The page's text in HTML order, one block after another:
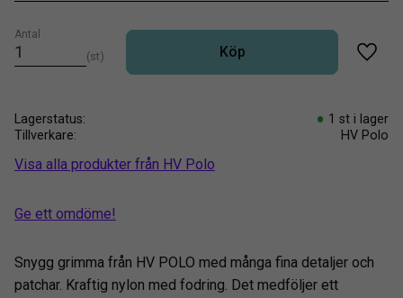
Antal
st Köp
Lägg
Lagerstatus
1 st i lager
Tillverkare
HV Polo
Visa alla produkter från HV Polo
Ge ett omdöme!
Snygg grimma från HV POLO med många fina detaljer och
patchar. Kraftig nylon med fodring. Det medföljer ett